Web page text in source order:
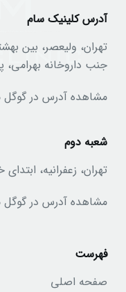
آدرس کلینیک سام
تهران، ولیعصر، بین
جنب داروخانه بهرامی، پلاک ۲۰۱۷،
مشاهده آدرس در
شعبه دوم
تهران، زعفرانیه،
مشاهده آدرس در
فهرست
صفحه اصلی